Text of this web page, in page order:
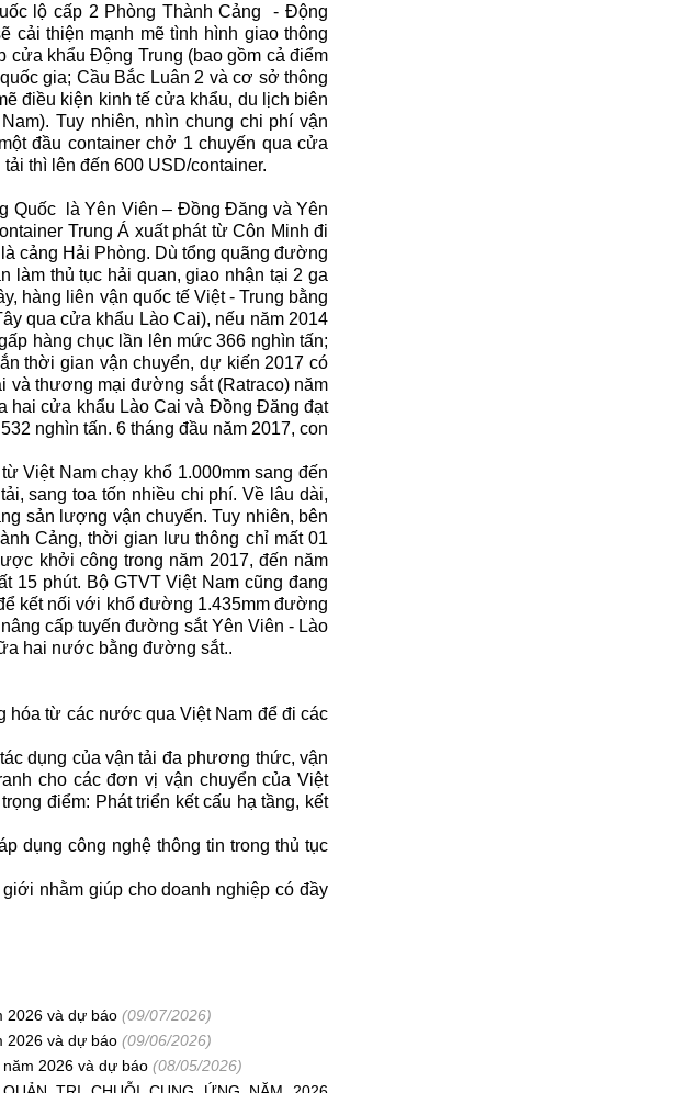
lộ cấp 2 Phòng Thành Cảng - Động
cải thiện mạnh mẽ tình hình giao thông
cửa khẩu Động Trung (bao gồm cả điểm
gia; Cầu Bắc Luân 2 và cơ sở thông
điều kiện kinh tế cửa khẩu, du lịch biên
Tuy nhiên, nhìn chung chi phí vận
đầu container chở 1 chuyến qua cửa
thì lên đến 600 USD/container.
Quốc là Yên Viên – Đồng Đăng và Yên
Trung Á xuất phát từ Côn Minh đi
cảng Hải Phòng. Dù tổng quãng đường
làm thủ tục hải quan, giao nhận tại 2 ga
hàng liên vận quốc tế Việt - Trung bằng
qua cửa khẩu Lào Cai), nếu năm 2014
hàng chục lần lên mức 366 nghìn tấn;
thời gian vận chuyển, dự kiến 2017 có
và thương mại đường sắt (Ratraco) năm
hai cửa khẩu Lào Cai và Đồng Đăng đạt
nghìn tấn. 6 tháng đầu năm 2017, con
Việt Nam chạy khổ 1.000mm sang đến
sang toa tốn nhiều chi phí. Về lâu dài,
sản lượng vận chuyển. Tuy nhiên, bên
Cảng, thời gian lưu thông chỉ mất 01
khởi công trong năm 2017, đến năm
15 phút. Bộ GTVT Việt Nam cũng đang
kết nối với khổ đường 1.435mm đường
cấp tuyến đường sắt Yên Viên - Lào
hai nước bằng đường sắt..
hóa từ các nước qua Việt Nam để đi các
dụng của vận tải đa phương thức, vận
cho các đơn vị vận chuyển của Việt
điểm: Phát triển kết cấu hạ tầng, kết
dụng công nghệ thông tin trong thủ tục
nhằm giúp cho doanh nghiệp có đầy
2026 và dự báo (09/07/2026)
2026 và dự báo (09/06/2026)
2026 và dự báo (08/05/2026)